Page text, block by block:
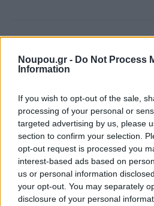
Noupou.gr - Do Not Process
Information
If you wish to opt-out of the sale,
processing of your personal or
targeted advertising by us, please
section to confirm your selection.
opt-out request is processed you
interest-based ads based on
us or personal information
your opt-out. You may separately
disclosure of your personal
Κωνσταντέλλος
ΔΙΑΒΑΣΤΕ ΑΚΟΜΑ